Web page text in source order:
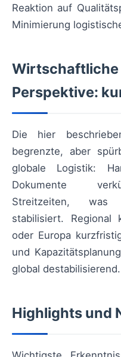
Reaktion auf
Minimierung
Perspektive:
Die hier
begrenzte, aber
globale Logistik:
Dokumente
Streitzeiten, was
stabilisiert. Regional
oder Europa
und
global destabilisierend.
Highlights und